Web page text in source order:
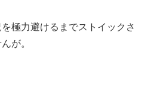
極力避けるまでストイックさ
が。